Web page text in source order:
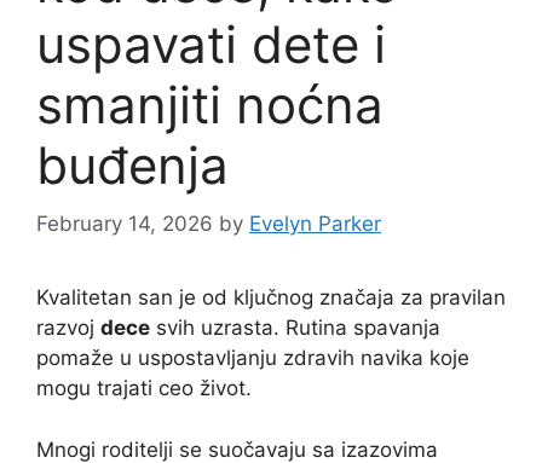
uspavati dete i
smanjiti noćna
buđenja
February 14, 2026 by Evelyn Parker
Kvalitetan san je od ključnog značaja za pravilan
razvoj dece svih uzrasta. Rutina spavanja
pomaže u uspostavljanju zdravih navika koje
mogu trajati ceo život.
Mnogi roditelji se suočavaju sa izazovima